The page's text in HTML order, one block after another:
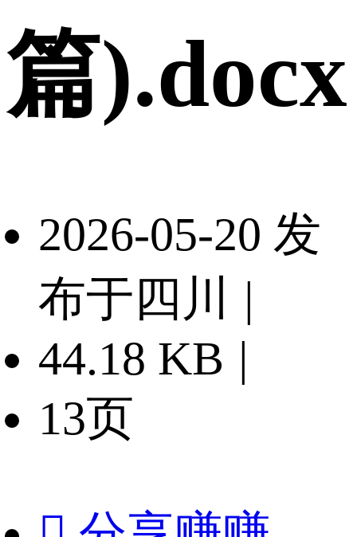
篇).docx
2026-05-20 发
布于四川
|
44.18 KB |
13页